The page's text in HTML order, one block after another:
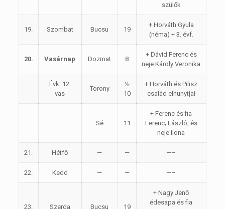
szülők
19. Szombat Bucsu 19
+ Horváth Gyula
(néma) + 3. évf.
20. Vasárnap Dozmat 8
+ Dávid Ferenc és
neje Károly Veronika
Évk. 12.
vas
Torony
½
10
+ Horváth és Pilisz
család elhunytjai
Sé 11
+ Ferenc és fia
Ferenc; László, és
neje Ilona
21. Hétfő — — —–
22. Kedd — — —–
23. Szerda Bucsu 19
+ Nagy Jenő
édesapa és fia